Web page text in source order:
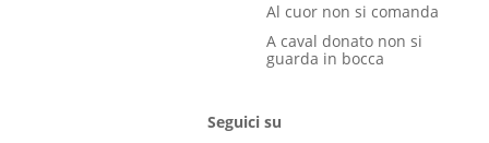
Al cuor non si comanda
A caval donato non si
guarda in bocca
Seguici su